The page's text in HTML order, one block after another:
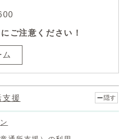
ご注意ください！
支援 隠す